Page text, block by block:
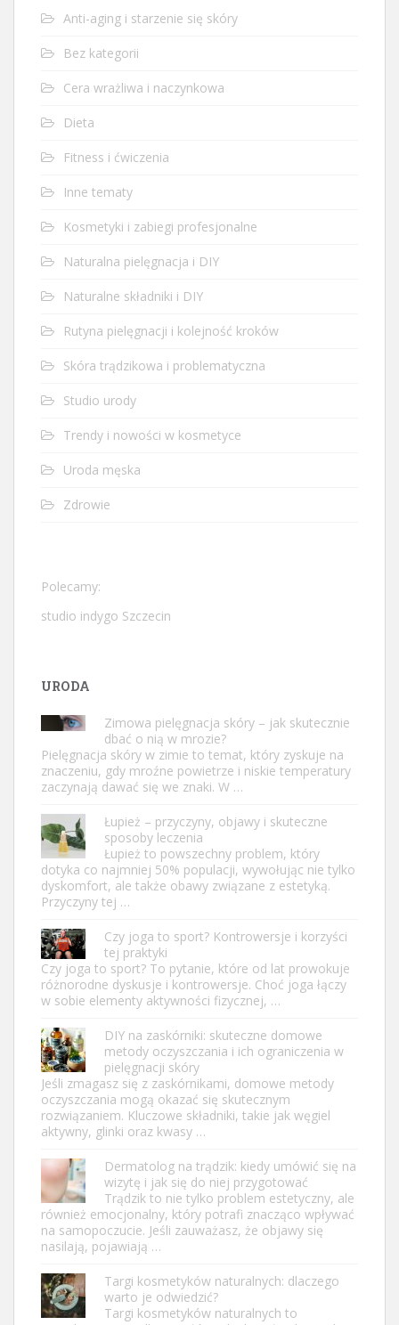
Anti-aging i starzenie się skóry
Bez kategorii
Cera wrażliwa i naczynkowa
Dieta
Fitness i ćwiczenia
Inne tematy
Kosmetyki i zabiegi profesjonalne
Naturalna pielęgnacja i DIY
Naturalne składniki i DIY
Rutyna pielęgnacji i kolejność kroków
Skóra trądzikowa i problematyczna
Studio urody
Trendy i nowości w kosmetyce
Uroda męska
Zdrowie
Polecamy:
studio indygo Szczecin
URODA
Zimowa pielęgnacja skóry – jak skutecznie
dbać o nią w mrozie?
Pielęgnacja skóry w zimie to temat, który zyskuje na
znaczeniu, gdy mroźne powietrze i niskie temperatury
zaczynają dawać się we znaki. W …
Łupież – przyczyny, objawy i skuteczne
sposoby leczenia
Łupież to powszechny problem, który
dotyka co najmniej 50% populacji, wywołując nie tylko
dyskomfort, ale także obawy związane z estetyką.
Przyczyny tej …
Czy joga to sport? Kontrowersje i korzyści
tej praktyki
Czy joga to sport? To pytanie, które od lat prowokuje
różnorodne dyskusje i kontrowersje. Choć joga łączy
w sobie elementy aktywności fizycznej, …
DIY na zaskórniki: skuteczne domowe
metody oczyszczania i ich ograniczenia w
pielęgnacji skóry
Jeśli zmagasz się z zaskórnikami, domowe metody
oczyszczania mogą okazać się skutecznym
rozwiązaniem. Kluczowe składniki, takie jak węgiel
aktywny, glinki oraz kwasy …
Dermatolog na trądzik: kiedy umówić się na
wizytę i jak się do niej przygotować
Trądzik to nie tylko problem estetyczny, ale
również emocjonalny, który potrafi znacząco wpływać
na samopoczucie. Jeśli zauważasz, że objawy się
nasilają, pojawiają …
Targi kosmetyków naturalnych: dlaczego
warto je odwiedzić?
Targi kosmetyków naturalnych to